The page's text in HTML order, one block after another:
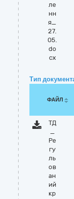
ле
нн
я_
27.
05.
do
cx
Тип
ФАЙЛ
ТД
_
Ре
гу
ль
ов
ан
ий
кр